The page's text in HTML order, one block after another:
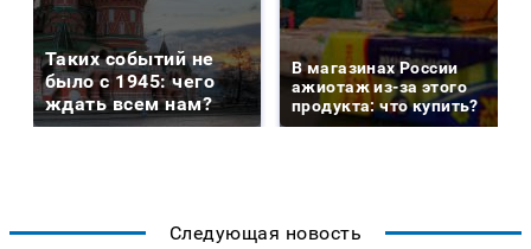
Таких событий не
было с 1945: чего
ждать всем нам?
В магазинах России
ажиотаж из-за этого
продукта: что купить?
Следующая новость